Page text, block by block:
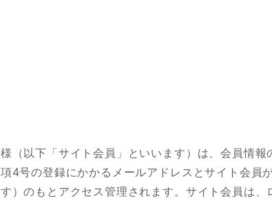
（以下「サイト会員」といいます）は、会員情
4号の登録にかかるメールアドレスとサイト会員
）のもとアクセス管理されます。サイト会員は